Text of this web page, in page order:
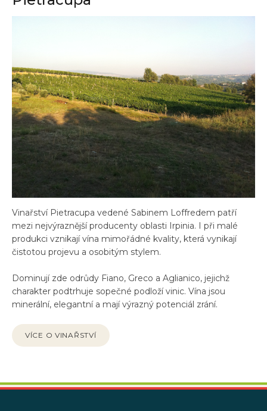
Vinařství Pietracupa vedené Sabinem Loffredem patří
mezi nejvýraznější producenty oblasti Irpinia. I při malé
produkci vznikají vína mimořádné kvality, která vynikají
čistotou projevu a osobitým stylem.
Dominují zde odrůdy Fiano, Greco a Aglianico, jejichž
charakter podtrhuje sopečné podloží vinic. Vína jsou
minerální, elegantní a mají výrazný potenciál zrání.
VÍCE O VINAŘSTVÍ
Z